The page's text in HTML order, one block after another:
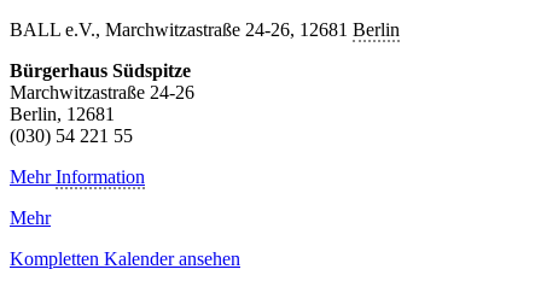
BALL e.V., Marchwitzastraße 24-26, 12681 Berlin
Bürgerhaus Südspitze
Marchwitzastraße 24-26
Berlin, 12681
(030) 54 221 55
MehrInformation
Mehr
Kompletten Kalender ansehen